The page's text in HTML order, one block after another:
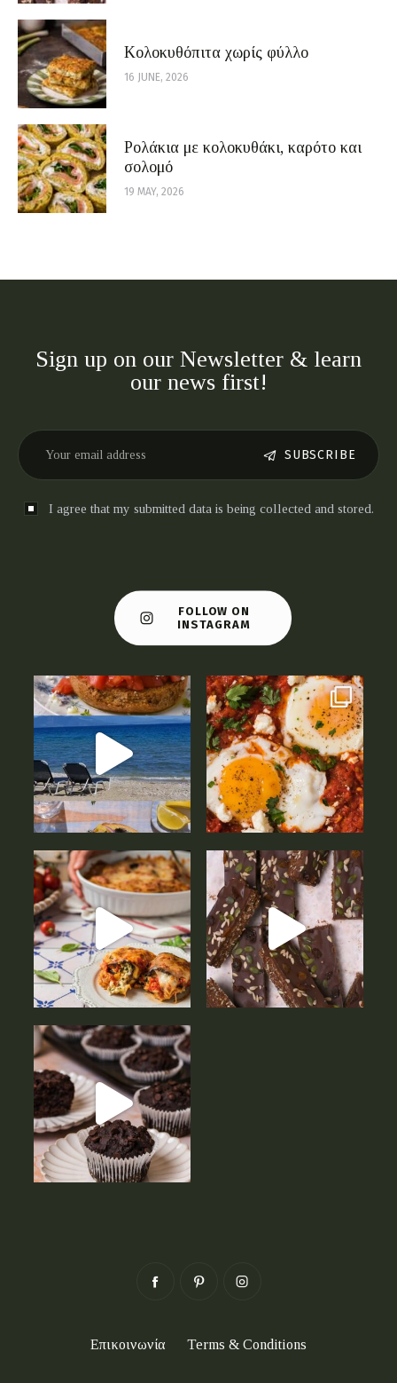
Κολοκυθόπιτα χωρίς φύλλο
16 JUNE, 2026
Ρολάκια με κολοκυθάκι, καρότο και
σολομό
19 MAY, 2026
Sign up on our Newsletter & learn
our news first!
SUBSCRIBE
I agree that my submitted data is being collected and stored.
FOLLOW ON
INSTAGRAM
Επικοινωνία Terms & Conditions